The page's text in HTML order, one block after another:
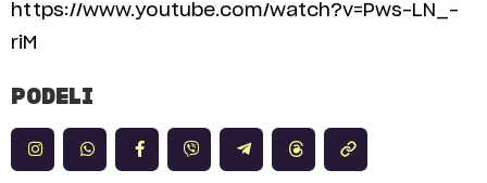
https://www.youtube.com/watch?v=Pws-LN_-
riM
PODELI